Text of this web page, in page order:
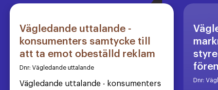
Vägledande uttalande -
konsumenters samtycke till
att ta emot obeställd reklam
Dnr: Vägledande uttalande
Vägledande uttalande - konsumenters
Dnr: